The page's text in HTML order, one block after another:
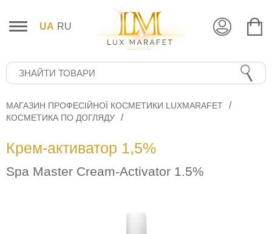
UA RU
МАГАЗИН ПРОФЕСІЙНОЇ КОСМЕТИКИ LUXMARAFET
КОСМЕТИКА ПО ДОГЛЯДУ
Крем-активатор 1,5%
Spa Master Cream-Activator 1.5%